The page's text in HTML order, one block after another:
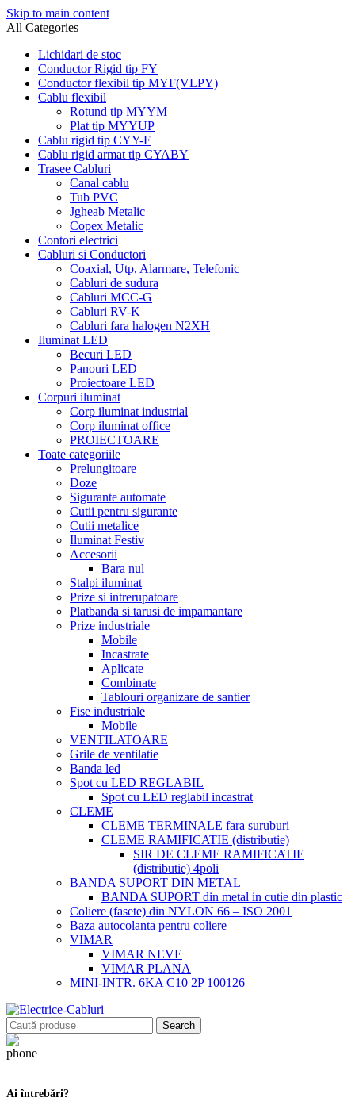
Skip to main content
All Categories
Lichidari de stoc
Conductor Rigid tip FY
Conductor flexibil tip MYF(VLPY)
Cablu flexibil
Rotund tip MYYM
Plat tip MYYUP
Cablu rigid tip CYY-F
Cablu rigid armat tip CYABY
Trasee Cabluri
Canal cablu
Tub PVC
Jgheab Metalic
Copex Metalic
Contori electrici
Cabluri si Conductori
Coaxial, Utp, Alarmare, Telefonic
Cabluri de sudura
Cabluri MCC-G
Cabluri RV-K
Cabluri fara halogen N2XH
Iluminat LED
Becuri LED
Panouri LED
Proiectoare LED
Corpuri iluminat
Corp iluminat industrial
Corp iluminat office
PROIECTOARE
Toate categoriile
Prelungitoare
Doze
Sigurante automate
Cutii pentru sigurante
Cutii metalice
Iluminat Festiv
Accesorii
Bara nul
Stalpi iluminat
Prize si intrerupatoare
Platbanda si tarusi de impamantare
Prize industriale
Mobile
Incastrate
Aplicate
Combinate
Tablouri organizare de santier
Fise industriale
Mobile
VENTILATOARE
Grile de ventilatie
Banda led
Spot cu LED REGLABIL
Spot cu LED reglabil incastrat
CLEME
CLEME TERMINALE fara suruburi
CLEME RAMIFICATIE (distributie)
SIR DE CLEME RAMIFICATIE
(distributie) 4poli
BANDA SUPORT DIN METAL
BANDA SUPORT din metal in cutie din plastic
Coliere (fasete) din NYLON 66 – ISO 2001
Baza autocolanta pentru coliere
VIMAR
VIMAR NEVE
VIMAR PLANA
MINI-INTR. 6KA C10 2P 100126
Search
Ai întrebări?